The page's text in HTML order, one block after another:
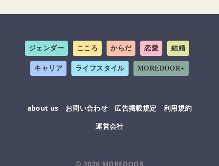
ジェンダー こころ からだ 恋愛 結婚
キャリア ライフスタイル MOREDOOR+
about us お問い合わせ 広告掲載規定
利用規約
運営会社
© 2026 MOREDOOR